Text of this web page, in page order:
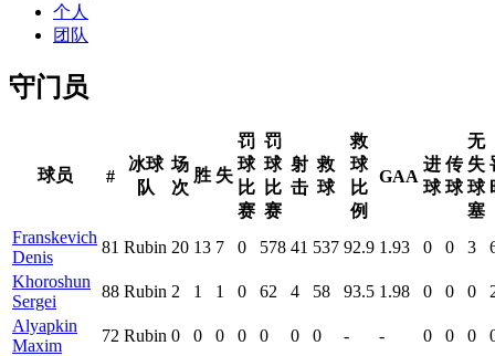
个人
团队
守门员
球员 #
冰球
队
场
次
胜 失
罚
球
比
赛
罚
球
比
赛
射
击
救
球
救
球
比
例
GAA
进
球
传
球
无
失
球
塞
Franskevich
Denis
81 Rubin 20 13 7 0 578 41 537 92.9 1.93 0 0 3
Khoroshun
Sergei
88 Rubin 2 1 1 0 62 4 58 93.5 1.98 0 0 0
Alyapkin
Maxim
72 Rubin 0 0 0 0 0 0 0 - - 0 0 0